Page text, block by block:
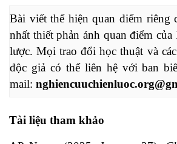
Bài viết thể hiện quan điểm riêng
nhất thiết phản ánh quan điểm
lược. Mọi trao đổi học thuật và
độc giả có thể liên hệ với ban
mail:
Tài liệu tham khảo